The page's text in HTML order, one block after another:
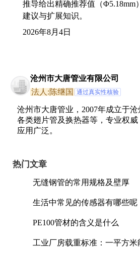
推导给出精确推荐值（Φ5.18mm
建议与扩展知识。
2026年8月4日
沧州市大唐管业有限公司
法人:陈继国
通过真实性核验
沧州市大唐管业，2007年成立于
各类翅片管及换热器等，专业权
应用广泛。
热门文章
无缝钢管的常用规格及壁厚
生活中常见的传感器有哪些呢
PE100管材的含义是什么
工业厂房载重标准：一平方